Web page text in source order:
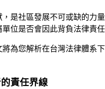
是社區發展不可或缺的力
位是否會因此背負法律責任
為您解析在台灣法律體系
責任界線